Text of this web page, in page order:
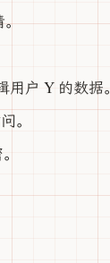
。
户 Y 的数据。
。